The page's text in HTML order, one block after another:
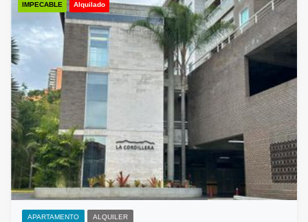
IMPECABLE Alquilado
APARTAMENTO ALQUILER